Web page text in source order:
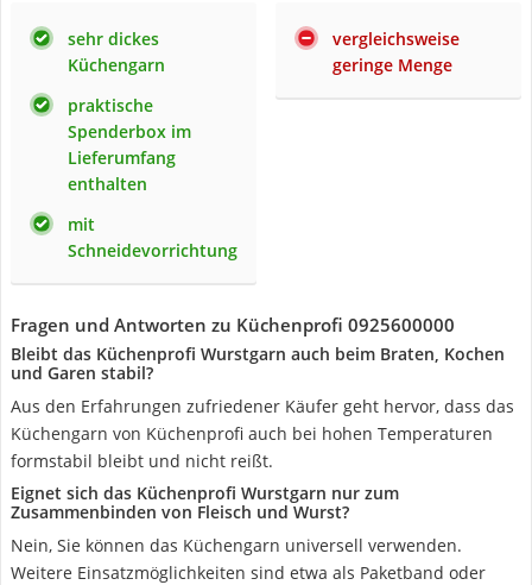
sehr dickes
Küchengarn
praktische
Spenderbox im
Lieferumfang
enthalten
mit
Schneidevorrichtung
vergleichsweise
geringe Menge
Fragen und Antworten zu Küchenprofi 0925600000
Bleibt das Küchenprofi Wurstgarn auch beim Braten, Kochen
und Garen stabil?
Aus den Erfahrungen zufriedener Käufer geht hervor, dass das
Küchengarn von Küchenprofi auch bei hohen Temperaturen
formstabil bleibt und nicht reißt.
Eignet sich das Küchenprofi Wurstgarn nur zum
Zusammenbinden von Fleisch und Wurst?
Nein, Sie können das Küchengarn universell verwenden.
Weitere Einsatzmöglichkeiten sind etwa als Paketband oder